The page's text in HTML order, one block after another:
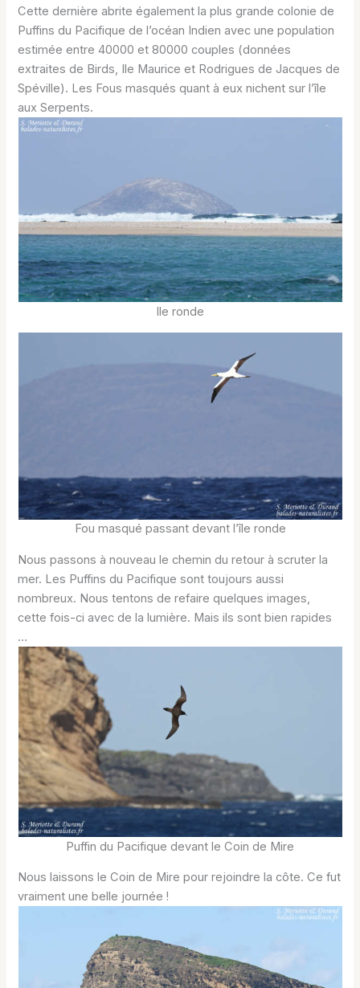
Cette dernière abrite également la plus grande colonie de
Puffins du Pacifique de l’océan Indien avec une population
estimée entre 40000 et 80000 couples (données
extraites de Birds, Ile Maurice et Rodrigues de Jacques de
Spéville). Les Fous masqués quant à eux nichent sur l’île
aux Serpents.
Ile ronde
Fou masqué passant devant l’île ronde
Nous passons à nouveau le chemin du retour à scruter la
mer. Les Puffins du Pacifique sont toujours aussi
nombreux. Nous tentons de refaire quelques images,
cette fois-ci avec de la lumière. Mais ils sont bien rapides
…
Puffin du Pacifique devant le Coin de Mire
Nous laissons le Coin de Mire pour rejoindre la côte. Ce fut
vraiment une belle journée !